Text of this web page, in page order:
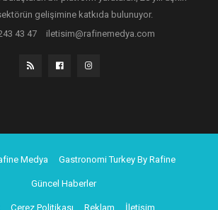
gelişimine katkıda bulunuyor.
43 47
iletisim@rafinemedya.com
Medya Gastronomi Turkey By Rafine
Güncel Haberler
Çerez Politikası Reklam İletişim